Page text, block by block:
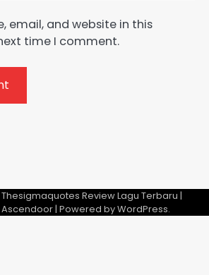
email, and website in this
time I comment.
Thesigmaquotes Review Lagu Terbaru |
Ascendoor| Powered byWordPress.